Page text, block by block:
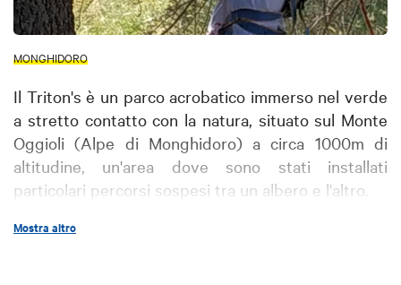
MONGHIDORO
Il Triton's è un parco acrobatico immerso nel verde
a stretto contatto con la natura, situato sul Monte
Oggioli (Alpe di Monghidoro) a circa 1000m di
altitudine, un'area dove sono stati installati
particolari percorsi sospesi tra un albero e l'altro.
Il parco è dotato di diverse strutture quali funi,
Mostra altro